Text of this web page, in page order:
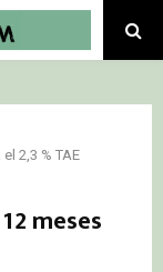
2,3 % TAE
meses